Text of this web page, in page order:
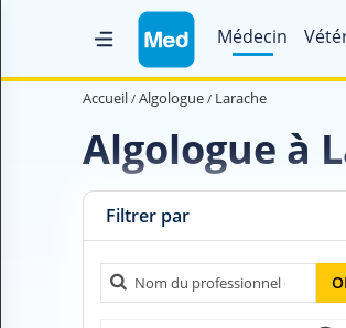
Médecin
Accueil
Magazine Médical
Nous contacter
Accueil Algologue Larache
Algologue à
Filtrer par